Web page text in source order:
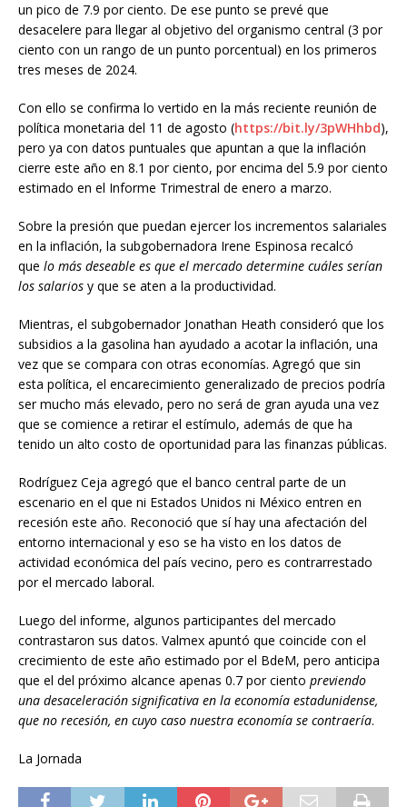
un pico de 7.9 por ciento. De ese punto se prevé que
desacelere para llegar al objetivo del organismo central (3 por
ciento con un rango de un punto porcentual) en los primeros
tres meses de 2024.
Con ello se confirma lo vertido en la más reciente reunión de
política monetaria del 11 de agosto (https://bit.ly/3pWHhbd),
pero ya con datos puntuales que apuntan a que la inflación
cierre este año en 8.1 por ciento, por encima del 5.9 por ciento
estimado en el Informe Trimestral de enero a marzo.
Sobre la presión que puedan ejercer los incrementos salariales
en la inflación, la subgobernadora Irene Espinosa recalcó
que lo más deseable es que el mercado determine cuáles serían
los salarios y que se aten a la productividad.
Mientras, el subgobernador Jonathan Heath consideró que los
subsidios a la gasolina han ayudado a acotar la inflación, una
vez que se compara con otras economías. Agregó que sin
esta política, el encarecimiento generalizado de precios podría
ser mucho más elevado, pero no será de gran ayuda una vez
que se comience a retirar el estímulo, además de que ha
tenido un alto costo de oportunidad para las finanzas públicas.
Rodríguez Ceja agregó que el banco central parte de un
escenario en el que ni Estados Unidos ni México entren en
recesión este año. Reconoció que sí hay una afectación del
entorno internacional y eso se ha visto en los datos de
actividad económica del país vecino, pero es contrarrestado
por el mercado laboral.
Luego del informe, algunos participantes del mercado
contrastaron sus datos. Valmex apuntó que coincide con el
crecimiento de este año estimado por el BdeM, pero anticipa
que el del próximo alcance apenas 0.7 por ciento previendo
una desaceleración significativa en la economía estadunidense,
que no recesión, en cuyo caso nuestra economía se contraería.
La Jornada